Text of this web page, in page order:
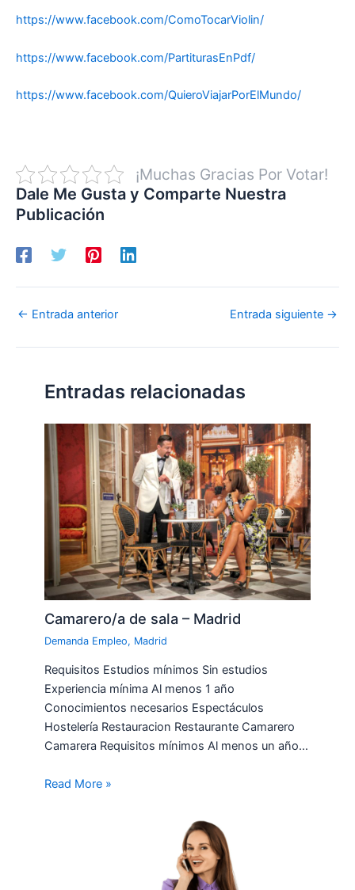
https://www.facebook.com/ComoTocarViolin/
https://www.facebook.com/PartiturasEnPdf/
https://www.facebook.com/QuieroViajarPorElMundo/
¡Muchas Gracias Por Votar!
Dale Me Gusta y Comparte Nuestra
Publicación
← Entrada anterior Entrada siguiente →
Entradas relacionadas
Camarero/a de sala – Madrid
Demanda Empleo, Madrid
Requisitos Estudios mínimos Sin estudios
Experiencia mínima Al menos 1 año
Conocimientos necesarios Espectáculos
Hostelería Restauracion Restaurante Camarero
Camarera Requisitos mínimos Al menos un año…
Read More »